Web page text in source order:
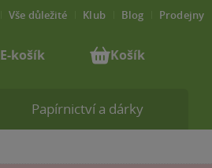
Papírnictví a dárky
Vše důležité Klub Blog Prodejny
E-košík Košík